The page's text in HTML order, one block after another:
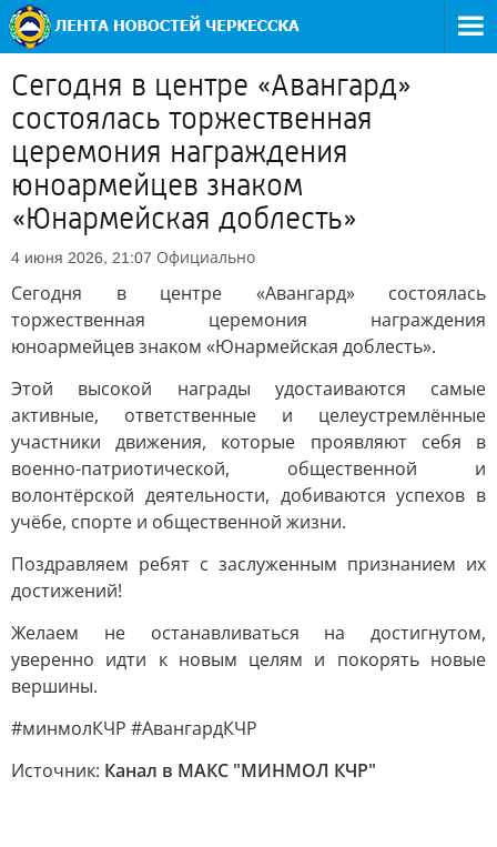
Сегодня в центре «Авангард»
состоялась торжественная
церемония награждения
юноармейцев знаком
«Юнармейская доблесть»
4 июня 2026, 21:07 Официально
Сегодня в центре «Авангард» состоялась
торжественная церемония награждения
юноармейцев знаком «Юнармейская доблесть».
Этой высокой награды удостаиваются самые
активные, ответственные и целеустремлённые
участники движения, которые проявляют себя в
военно-патриотической, общественной и
волонтёрской деятельности, добиваются успехов в
учёбе, спорте и общественной жизни.
Поздравляем ребят с заслуженным признанием их
достижений!
Желаем не останавливаться на достигнутом,
уверенно идти к новым целям и покорять новые
вершины.
#минмолКЧР #АвангардКЧР
Источник: Канал в МАКС "МИНМОЛ КЧР"